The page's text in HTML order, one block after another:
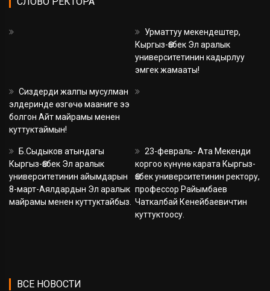
Урматтуу мекендештер,
Кыргыз-Өзбек Эл аралык
университетинин кадырлуу
эмгек жамааты!
Сиздерди жалпы мусулман
элдеринде өзгөчө мааниге ээ
болгон Айт майрамы менен
куттуктаймын!
Б.Сыдыков атындагы
Кыргыз-Өзбек Эл аралык
университетинин айымдарын
8-март-Аялдардын Эл аралык
майрамы менен куттуктайбыз.
23-февраль- Ата Мекенди
коргоо күнүнө карата Кыргыз-
Өзбек университетинин ректору,
профессор Райымбаев
Чаткалбай Кенейбаевичтин
куттуктоосу.
ВСЕ НОВОСТИ